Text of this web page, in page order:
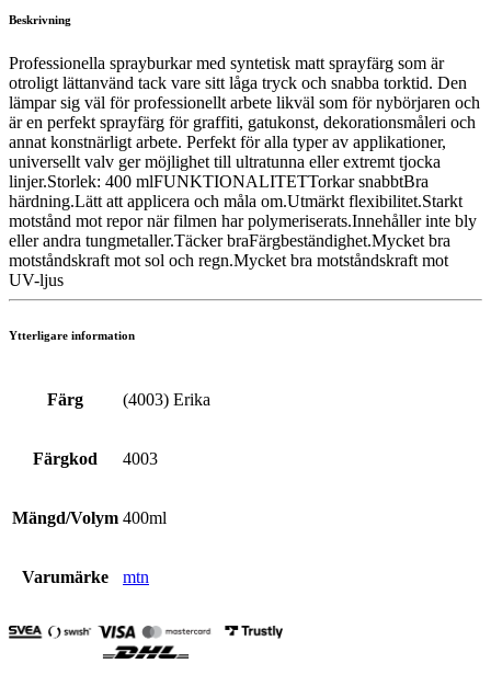
Beskrivning
Professionella sprayburkar med syntetisk matt sprayfärg som är
otroligt lättanvänd tack vare sitt låga tryck och snabba torktid. Den
lämpar sig väl för professionellt arbete likväl som för nybörjaren och
är en perfekt sprayfärg för graffiti, gatukonst, dekorationsmåleri och
annat konstnärligt arbete. Perfekt för alla typer av applikationer,
universellt valv ger möjlighet till ultratunna eller extremt tjocka
linjer.Storlek: 400 mlFUNKTIONALITETTorkar snabbtBra
härdning.Lätt att applicera och måla om.Utmärkt flexibilitet.Starkt
motstånd mot repor när filmen har polymeriserats.Innehåller inte bly
eller andra tungmetaller.Täcker braFärgbeständighet.Mycket bra
motståndskraft mot sol och regn.Mycket bra motståndskraft mot
UV-ljus
Ytterligare information
Färg (4003) Erika
Färgkod 4003
Mängd/Volym 400ml
Varumärke mtn